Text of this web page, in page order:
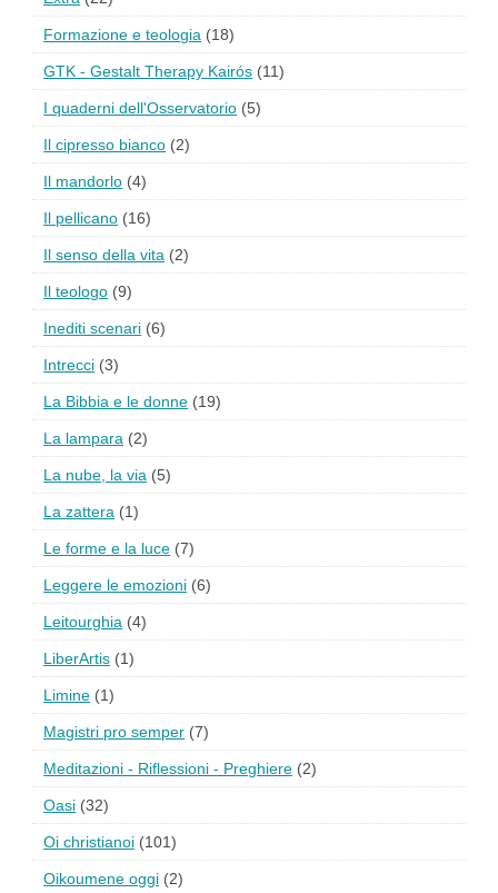
Formazione e teologia (18)
GTK - Gestalt Therapy Kairós (11)
I quaderni dell'Osservatorio (5)
Il cipresso bianco (2)
Il mandorlo (4)
Il pellicano (16)
Il senso della vita (2)
Il teologo (9)
Inediti scenari (6)
Intrecci (3)
La Bibbia e le donne (19)
La lampara (2)
La nube, la via (5)
La zattera (1)
Le forme e la luce (7)
Leggere le emozioni (6)
Leitourghia (4)
LiberArtis (1)
Limine (1)
Magistri pro semper (7)
Meditazioni - Riflessioni - Preghiere (2)
Oasi (32)
Oi christianoi (101)
Oikoumene oggi (2)